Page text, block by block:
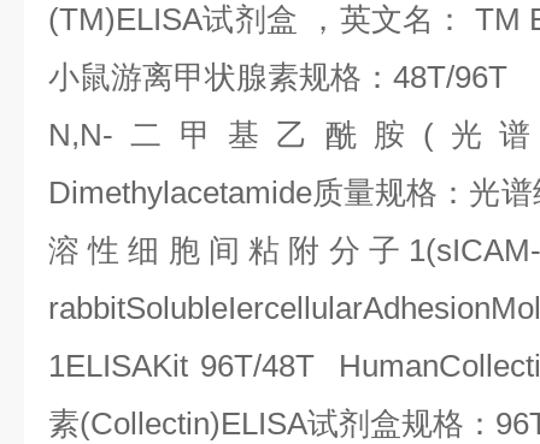
(TM)ELISA试剂盒 ，英文名：
TM
小鼠游离甲状腺素规格： 48T/96T
N,N- 二甲基乙酰胺 ( 光
Dimethylacetamide质量规格：光谱
溶性细胞间粘附分子
1ELISAKit 96T/48T
素(Collectin)ELISA试剂盒规格：